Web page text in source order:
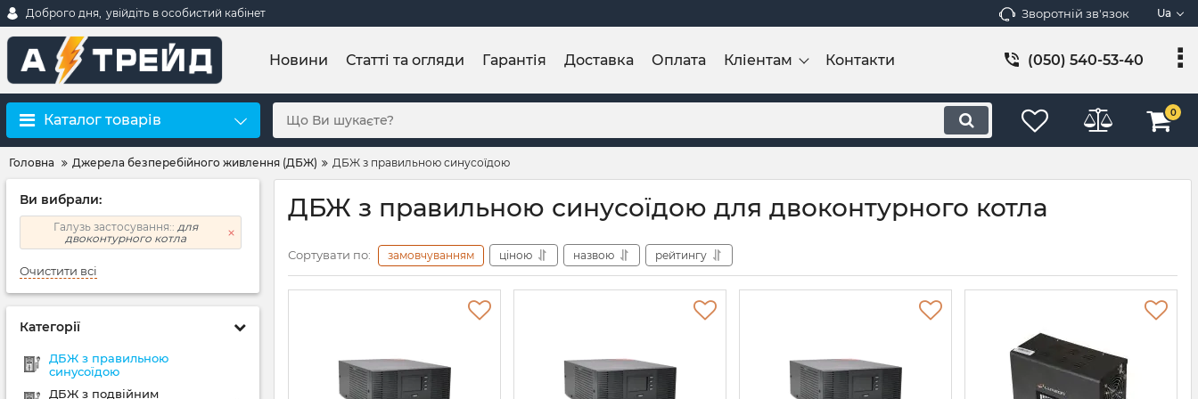
Доброго дня, увійдіть в особистий кабінет Зворотній зв'язок Ua
Новини Статті та огляди Гарантія Доставка Оплата Кліентам Контакти (050) 540-53-40
Каталог товарів 0
Головна Джерела безперебійного живлення (ДБЖ) ДБЖ з правильною синусоїдою
Ви вибрали:
Галузь застосування::для
двоконтурного котла
Очистити всі
Категорії
ДБЖ з правильною
синусоїдою
ДБЖ з подвійним
ДБЖ з правильною синусоїдою для двоконтурного котла
Сортувати по: замовчуванням ціною назвою рейтингу